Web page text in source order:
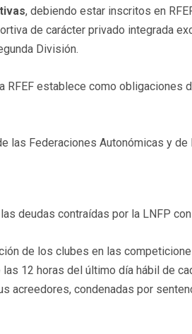
, debiendo estar inscritos en
de carácter privado integrada
División.
RFEF establece como obligaciones
las Federaciones Autonómicas y
deudas contraídas por la LNFP con
de los clubes en las
12 horas del último día hábil de
acreedores, condenadas por